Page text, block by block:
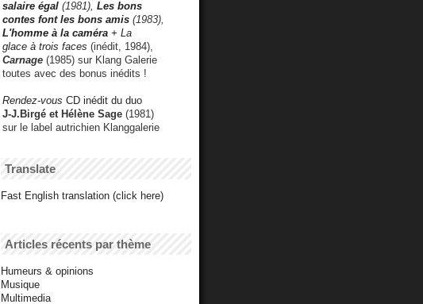
salaire égal (1981), Les bons
contes font les bons amis (1983),
L'homme à la caméra + La
glace à trois faces (inédit, 1984),
Carnage (1985) sur Klang Galerie
toutes avec des bonus inédits !
Rendez-vous CD inédit du duo
J-J.Birgé et Hélène Sage (1981)
sur le label autrichien Klanggalerie
Translate
Fast English translation (click here)
Articles récents par thème
Humeurs & opinions
Musique
Multimedia